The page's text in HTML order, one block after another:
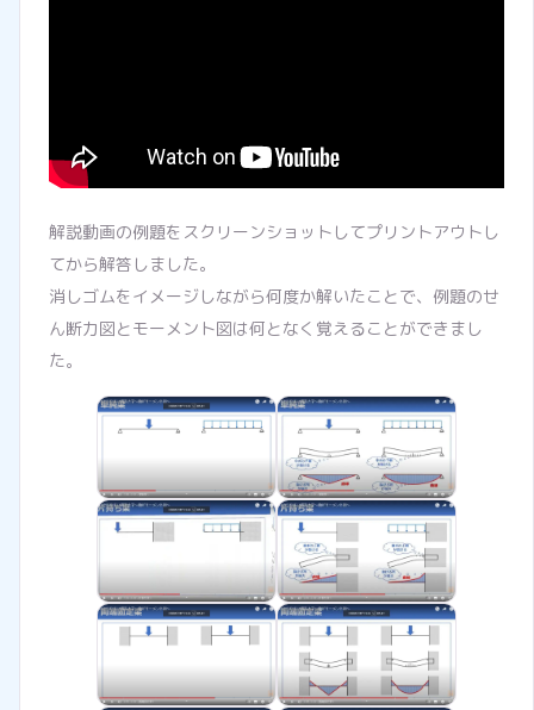
解説動画の例題をスクリーンショットしてプリントアウトし
てから解答しました。
消しゴムをイメージしながら何度か解いたことで、例題のせ
ん断力図とモーメント図は何となく覚えることができまし
た。